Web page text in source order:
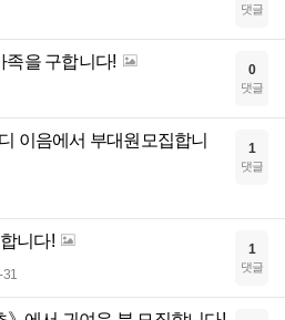
댓글
족을 구합니다! 0
댓글
이음에서 부대원모집합니
1
댓글
니다! 1
댓글